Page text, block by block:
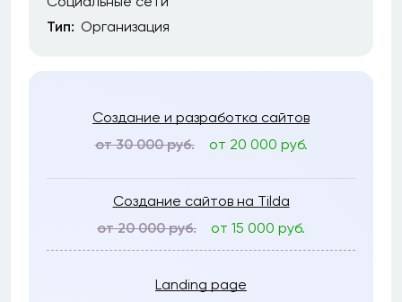
Тип: Организация
Создание и разработка сайтов
от 30 000 руб.
от 20 000 руб.
Создание сайтов на Tilda
от 20 000 руб.
от 15 000 руб.
Landing page